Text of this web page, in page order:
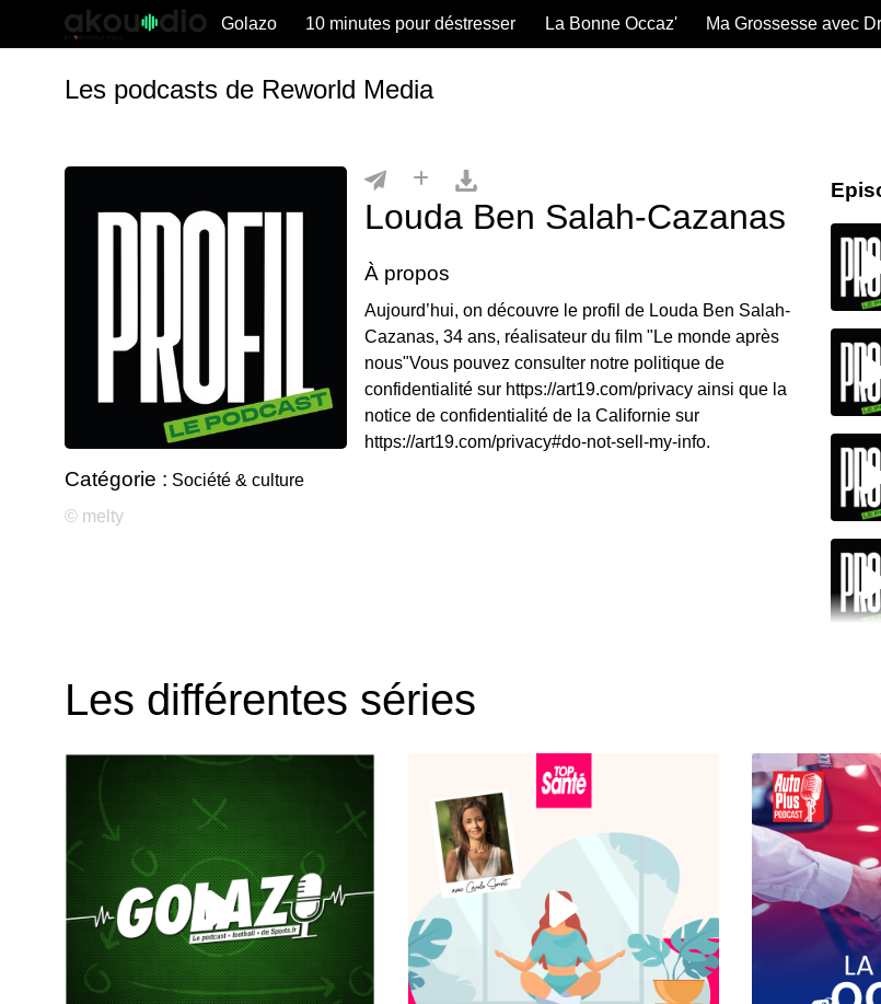
Golazo 10 minutes pour déstresser La Bonne Occaz' Ma Grossesse avec
Les podcasts de Reworld Media
Louda Ben Salah-Cazanas
À propos
Aujourd’hui, on découvre le profil de Louda Ben Salah-
Cazanas, 34 ans, réalisateur du film "Le monde après
nous"Vous pouvez consulter notre politique de
confidentialité sur https://art19.com/privacy ainsi que la
notice de confidentialité de la Californie sur
https://art19.com/privacy#do-not-sell-my-info.
Catégorie : Société & culture
© melty
Les différentes séries